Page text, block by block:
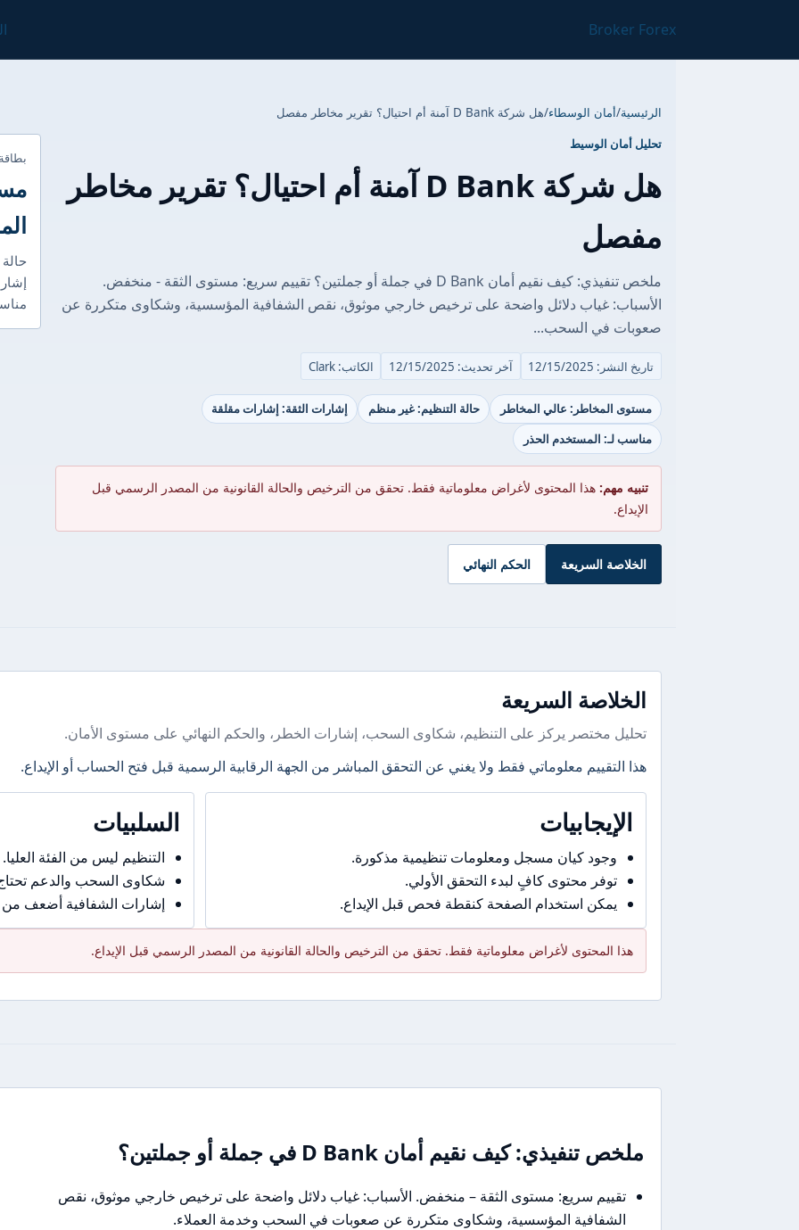
Broker Forex
الرئيسية/أمان الوسطاء/هل شركة D Bank آمنة أم احتيال؟ تقرير مخاطر مفصل
تحليل أمان الوسيط
هل شركة D Bank آمنة أم احتيال؟ تقرير مخاطر
مفصل
ملخص تنفيذي: كيف نقيم أمان D Bank في جملة أو جملتين؟ تقييم سريع: مستوى الثقة - منخفض.
الأسباب: غياب دلائل واضحة على ترخيص خارجي موثوق، نقص الشفافية المؤسسية، وشكاوى متكررة عن
صعوبات في السحب...
تاريخ النشر: 12/15/2025 آخر تحديث: 12/15/2025 الكاتب: Clark
مستوى المخاطر: عالي المخاطر حالة التنظيم: غير منظم
إشارات الثقة: إشارات مقلقة
مناسب لـ: المستخدم الحذر
تنبيه مهم: هذا المحتوى لأغراض معلوماتية فقط. تحقق من الترخيص والحالة القانونية من المصدر الرسمي قبل
الإيداع.
الخلاصة السريعة الحكم النهائي
الخلاصة السريعة
تحليل مختصر يركز على التنظيم، شكاوى السحب، إشارات الخطر، والحكم النهائي على مستوى الأمان.
هذا التقييم معلوماتي فقط ولا يغني عن التحقق المباشر من الجهة الرقابية الرسمية قبل فتح الحساب أو الإيداع.
الإيجابيات
وجود كيان مسجل ومعلومات تنظيمية مذكورة.
توفر محتوى كافٍ لبدء التحقق الأولي.
يمكن استخدام الصفحة كنقطة فحص قبل الإيداع.
السلبيات
التنظيم ليس من الفئة العليا.
شكاوى السحب والدعم
إشارات الشفافية أضعف من
هذا المحتوى لأغراض معلوماتية فقط. تحقق من الترخيص والحالة القانونية من المصدر الرسمي قبل الإيداع.
ملخص تنفيذي: كيف نقيم أمان D Bank في جملة أو جملتين؟
تقييم سريع: مستوى الثقة – منخفض. الأسباب: غياب دلائل واضحة على ترخيص خارجي موثوق، نقص
الشفافية المؤسسية، وشكاوى متكررة عن صعوبات في السحب وخدمة العملاء.